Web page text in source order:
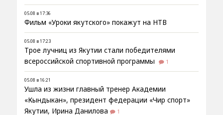
05.08 в 17:36
Фильм «Уроки якутского» покажут на НТВ
05.08 в 17:23
Трое лучниц из Якутии стали победителями
всероссийской спортивной программы
1
05.08 в 16:21
Ушла из жизни главный тренер Академии
«Кындыкан», президент федерации «Чир спорт»
Якутии, Ирина Данилова
1